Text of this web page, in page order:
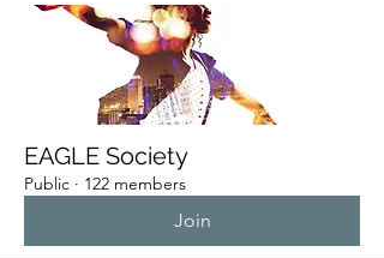
EAGLE Society
Public · 122 members
Join